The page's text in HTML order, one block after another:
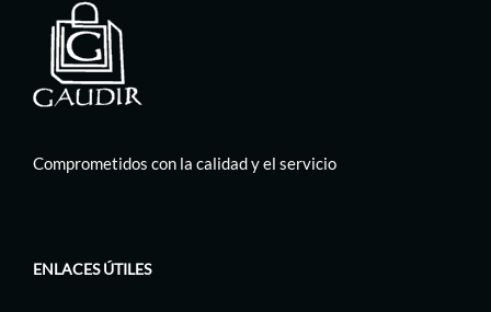
Comprometidos con la calidad y el servicio
ENLACES ÚTILES